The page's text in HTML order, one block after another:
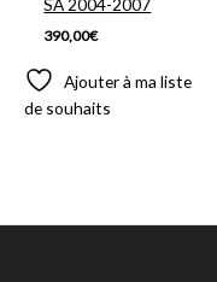
SA 2004-2007
390,00€
Ajouter à ma liste
de souhaits